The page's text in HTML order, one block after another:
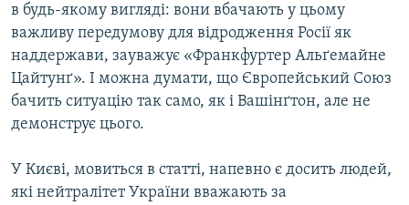
в будь-якому вигляді: вони вбачають у цьому
важливу передумову для відродження Росії як
наддержави, зауважує «Франкфуртер Альґемайне
Цайтунґ». І можна думати, що Європейський Союз
бачить ситуацію так само, як і Вашінґтон, але не
демонструє цього.
У Києві, мовиться в статті, напевно є досить людей,
які нейтралітет України вважають за